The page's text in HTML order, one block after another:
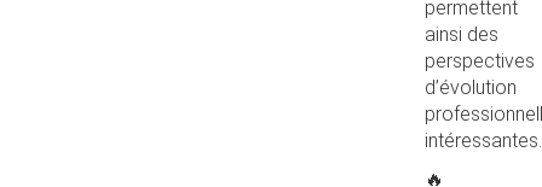
permettent
ainsi des
perspectives
d’évolution
intéressantes.
🔥